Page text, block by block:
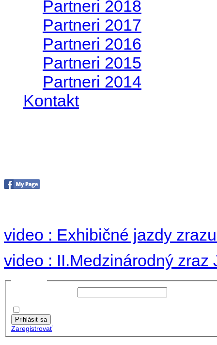
Partneri 2018
Partneri 2017
Partneri 2016
Partneri 2015
Partneri 2014
Kontakt
video : Exhibičné jazdy
video : II.Medzinárodný zraz
Prihlásiť sa
Zaregistrovať